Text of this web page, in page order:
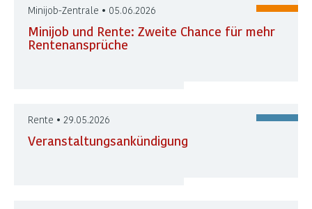
Minijob-Zentrale • 05.06.2026
Minijob und Rente: Zweite Chance für mehr
Rentenansprüche
Rente • 29.05.2026
Veranstaltungsankündigung